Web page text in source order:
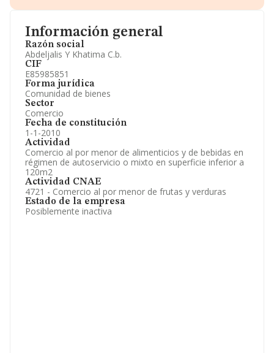
Información general
Razón social
Abdeljalis Y Khatima C.b.
CIF
E85985851
Forma jurídica
Comunidad de bienes
Sector
Comercio
Fecha de constitución
1-1-2010
Actividad
Comercio al por menor de alimenticios y de bebidas en
régimen de autoservicio o mixto en superficie inferior a
120m2
Actividad CNAE
4721 - Comercio al por menor de frutas y verduras
Estado de la empresa
Posiblemente inactiva
Información oficial y registral complementaria.